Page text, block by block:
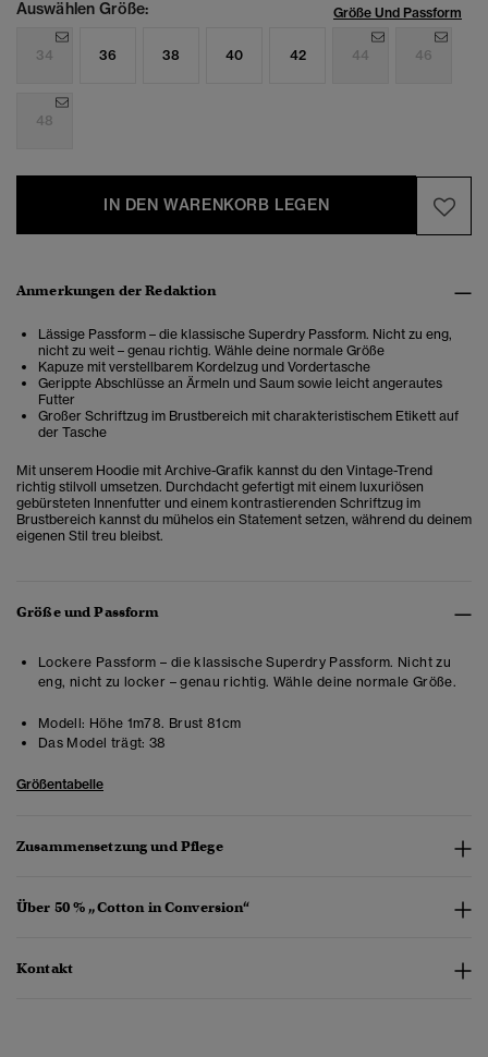
Auswählen Größe: Größe Und Passform
34 36 38 40 42 44 46
48
IN DEN WARENKORB LEGEN
Anmerkungen der Redaktion
Lässige Passform – die klassische Superdry Passform. Nicht zu eng,
nicht zu weit – genau richtig. Wähle deine normale Größe
Kapuze mit verstellbarem Kordelzug und Vordertasche
Gerippte Abschlüsse an Ärmeln und Saum sowie leicht angerautes
Futter
Großer Schriftzug im Brustbereich mit charakteristischem Etikett auf
der Tasche
Mit unserem Hoodie mit Archive-Grafik kannst du den Vintage-Trend
richtig stilvoll umsetzen. Durchdacht gefertigt mit einem luxuriösen
gebürsteten Innenfutter und einem kontrastierenden Schriftzug im
Brustbereich kannst du mühelos ein Statement setzen, während du deinem
eigenen Stil treu bleibst.
Größe und Passform
Lockere Passform – die klassische Superdry Passform. Nicht zu
eng, nicht zu locker – genau richtig. Wähle deine normale Größe.
Modell: Höhe 1m78. Brust 81cm
Das Model trägt: 38
Größentabelle
Zusammensetzung und Pflege
Über 50 % „Cotton in Conversion“
Kontakt